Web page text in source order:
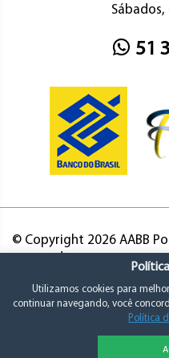
Sábados,
51
© Copyright 2026 AABB
Utilizamos cookies para
continuar navegando, você
Política